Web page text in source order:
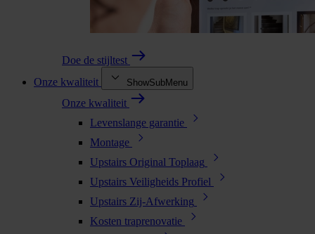
Doe de stijltest
Onze kwaliteit
ShowSubMenu
Onze kwaliteit
Levenslange garantie
Montage
Upstairs Original Toplaag
Upstairs Veiligheids Profiel
Upstairs Zij-Afwerking
Kosten traprenovatie